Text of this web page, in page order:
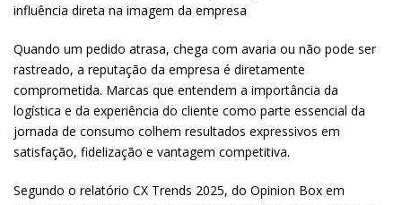
influência direta na imagem da empresa
Quando um pedido atrasa, chega com avaria ou não pode ser
rastreado, a reputação da empresa é diretamente
comprometida. Marcas que entendem a importância da
logística e da experiência do cliente como parte essencial da
jornada de consumo colhem resultados expressivos em
satisfação, fidelização e vantagem competitiva.
Segundo o relatório CX Trends 2025, do Opinion Box em